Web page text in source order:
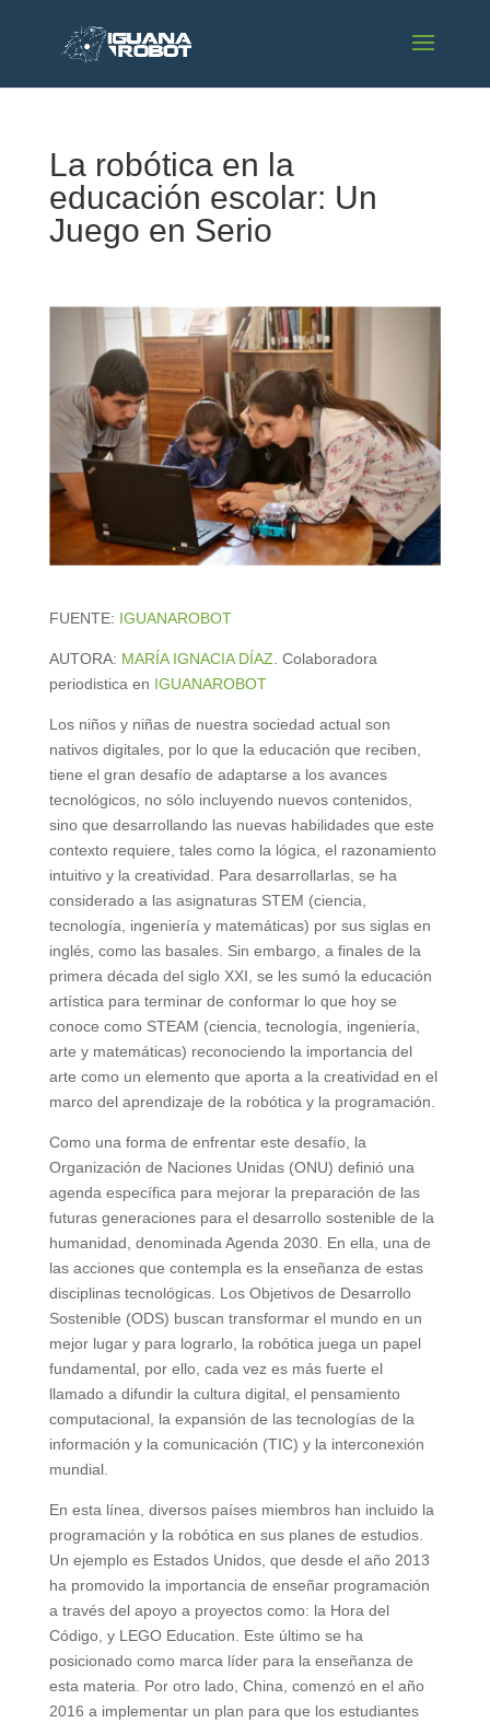
La robótica en la
educación escolar: Un
Juego en Serio
FUENTE: IGUANAROBOT
AUTORA: MARÍA IGNACIA DÍAZ. Colaboradora
periodistica en IGUANAROBOT
Los niños y niñas de nuestra sociedad actual son
nativos digitales, por lo que la educación que reciben,
tiene el gran desafío de adaptarse a los avances
tecnológicos, no sólo incluyendo nuevos contenidos,
sino que desarrollando las nuevas habilidades que este
contexto requiere, tales como la lógica, el razonamiento
intuitivo y la creatividad. Para desarrollarlas, se ha
considerado a las asignaturas STEM (ciencia,
tecnología, ingeniería y matemáticas) por sus siglas en
inglés, como las basales. Sin embargo, a finales de la
primera década del siglo XXI, se les sumó la educación
artística para terminar de conformar lo que hoy se
conoce como STEAM (ciencia, tecnología, ingeniería,
arte y matemáticas) reconociendo la importancia del
arte como un elemento que aporta a la creatividad en el
marco del aprendizaje de la robótica y la programación.
Como una forma de enfrentar este desafío, la
Organización de Naciones Unidas (ONU) definió una
agenda específica para mejorar la preparación de las
futuras generaciones para el desarrollo sostenible de la
humanidad, denominada Agenda 2030. En ella, una de
las acciones que contempla es la enseñanza de estas
disciplinas tecnológicas. Los Objetivos de Desarrollo
Sostenible (ODS) buscan transformar el mundo en un
mejor lugar y para lograrlo, la robótica juega un papel
fundamental, por ello, cada vez es más fuerte el
llamado a difundir la cultura digital, el pensamiento
computacional, la expansión de las tecnologías de la
información y la comunicación (TIC) y la interconexión
mundial.
En esta línea, diversos países miembros han incluido la
programación y la robótica en sus planes de estudios.
Un ejemplo es Estados Unidos, que desde el año 2013
ha promovido la importancia de enseñar programación
a través del apoyo a proyectos como: la Hora del
Código, y LEGO Education. Este último se ha
posicionado como marca líder para la enseñanza de
esta materia. Por otro lado, China, comenzó en el año
2016 a implementar un plan para que los estudiantes